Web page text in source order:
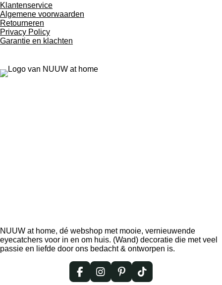
Klantenservice
Algemene voorwaarden
Retourneren
Privacy Policy
Garantie en klachten
NUUW at home, dé webshop met mooie, vernieuwende
eyecatchers voor in en om huis. (Wand) decoratie die met veel
passie en liefde door ons bedacht & ontworpen is.
F
I
P
T